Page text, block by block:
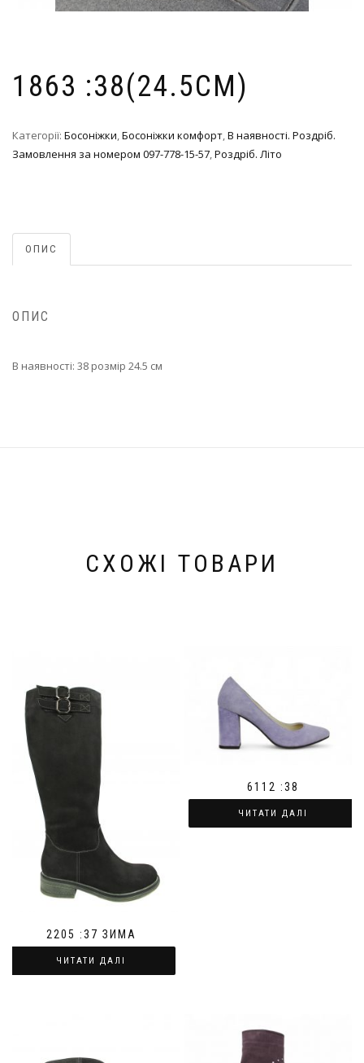
1863 :38(24.5СМ)
Категорії: Босоніжки,Босоніжки комфорт,В наявності. Роздріб.
Замовлення за номером 097-778-15-57,Роздріб. Літо
ОПИС
ОПИС
В наявності: 38 розмір 24.5 см
СХОЖІ ТОВАРИ
2205 :37 ЗИМА
ЧИТАТИ ДАЛІ
6112 :38
ЧИТАТИ ДАЛІ